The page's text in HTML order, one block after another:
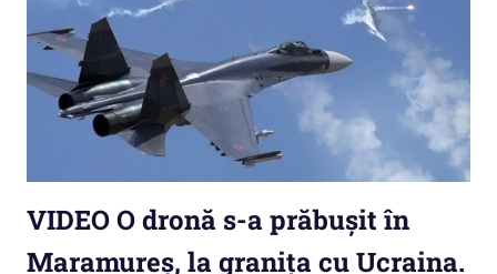
VIDEO O dronă s-a prăbușit în
Maramureș, la granița cu Ucraina.